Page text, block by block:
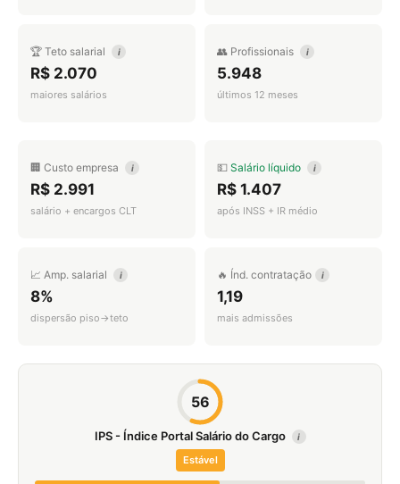
🏆 Teto salarial i
R$ 2.070
maiores salários
👥 Profissionais i
5.948
últimos 12 meses
🏢 Custo empresa i
R$ 2.991
salário + encargos CLT
💵 Salário líquido i
R$ 1.407
após INSS + IR médio
📈 Amp. salarial i
8%
dispersão piso→teto
🔥 Índ. contratação i
1,19
mais admissões
56
IPS - Índice Portal Salário do Cargo i
Estável